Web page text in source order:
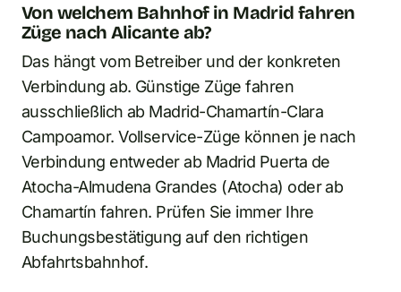
Von welchem Bahnhof in Madrid fahren
Züge nach Alicante ab?
Das hängt vom Betreiber und der konkreten
Verbindung ab. Günstige Züge fahren
ausschließlich ab Madrid-Chamartín-Clara
Campoamor. Vollservice-Züge können je nach
Verbindung entweder ab Madrid Puerta de
Atocha-Almudena Grandes (Atocha) oder ab
Chamartín fahren. Prüfen Sie immer Ihre
Buchungsbestätigung auf den richtigen
Abfahrtsbahnhof.